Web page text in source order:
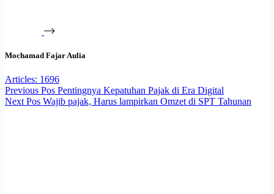
Mochamad Fajar Aulia
Articles: 1696
Previous Pos Pentingnya Kepatuhan Pajak di Era Digital
Next Pos Wajib pajak, Harus lampirkan Omzet di SPT Tahunan